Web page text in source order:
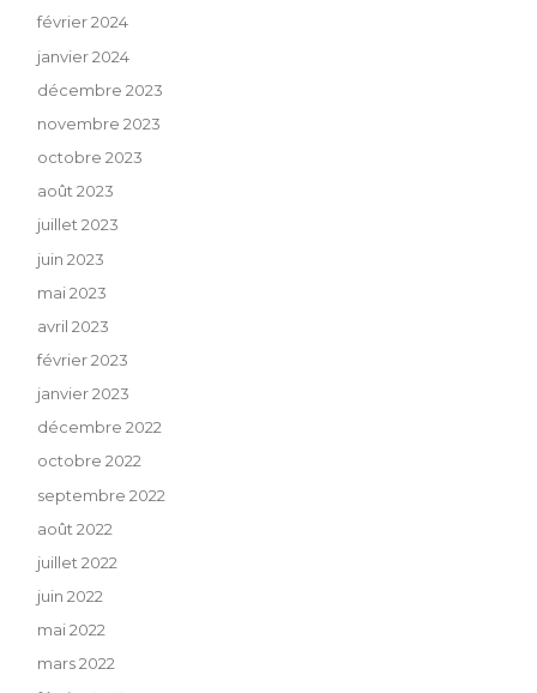
février 2024
janvier 2024
décembre 2023
novembre 2023
octobre 2023
août 2023
juillet 2023
juin 2023
mai 2023
avril 2023
février 2023
janvier 2023
décembre 2022
octobre 2022
septembre 2022
août 2022
juillet 2022
juin 2022
mai 2022
mars 2022